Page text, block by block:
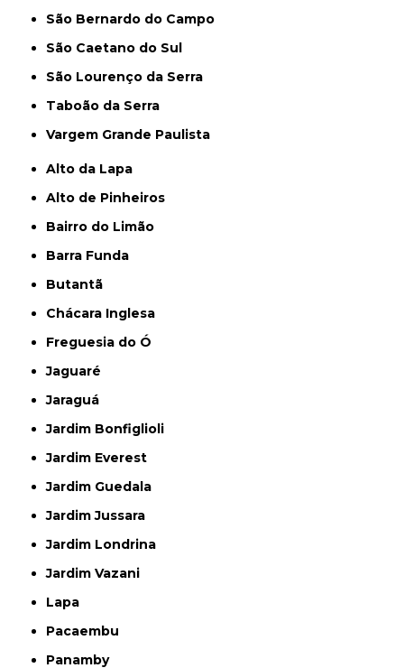
São Bernardo do Campo
São Caetano do Sul
São Lourenço da Serra
Taboão da Serra
Vargem Grande Paulista
Alto da Lapa
Alto de Pinheiros
Bairro do Limão
Barra Funda
Butantã
Chácara Inglesa
Freguesia do Ó
Jaguaré
Jaraguá
Jardim Bonfiglioli
Jardim Everest
Jardim Guedala
Jardim Jussara
Jardim Londrina
Jardim Vazani
Lapa
Pacaembu
Panamby